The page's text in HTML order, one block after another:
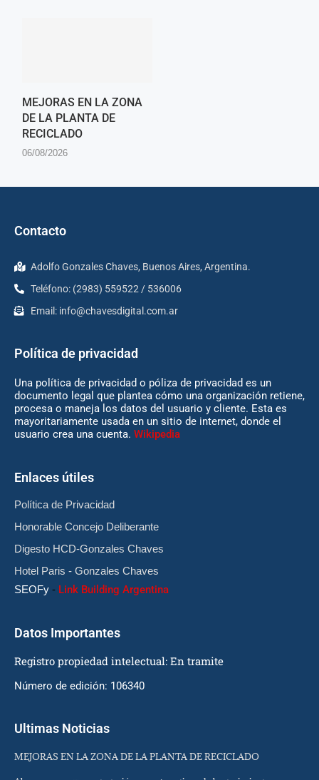
MEJORAS EN LA ZONA
DE LA PLANTA DE
RECICLADO
06/08/2026
Contacto
Adolfo Gonzales Chaves, Buenos Aires, Argentina.
Teléfono: (2983) 559522 / 536006
Email: info@chavesdigital.com.ar
Política de privacidad
Una política de privacidad o póliza de privacidad es un
documento legal que plantea cómo una organización retiene,
procesa o maneja los datos del usuario y cliente. Esta es
mayoritariamente usada en un sitio de internet, donde el
usuario crea una cuenta. Wikipedia
Enlaces útiles
Política de Privacidad
Honorable Concejo Deliberante
Digesto HCD-Gonzales Chaves
Hotel Paris - Gonzales Chaves
SEOFy - Link Building Argentina
Datos Importantes
Registro propiedad intelectual: En tramite
Número de edición: 106340
Ultimas Noticias
MEJORAS EN LA ZONA DE LA PLANTA DE RECICLADO